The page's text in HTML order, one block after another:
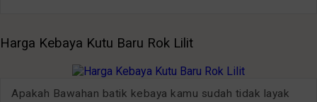
Harga Kebaya Kutu Baru Rok Lilit
Apakah Bawahan batik kebaya kamu sudah tidak layak